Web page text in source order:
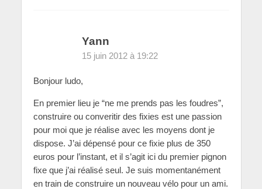
Yann
15 juin 2012 à 19:22
Bonjour ludo,
En premier lieu je “ne me prends pas les foudres”,
construire ou converitir des fixies est une passion
pour moi que je réalise avec les moyens dont je
dispose. J’ai dépensé pour ce fixie plus de 350
euros pour l’instant, et il s’agit ici du premier pignon
fixe que j’ai réalisé seul. Je suis momentanément
en train de construire un nouveau vélo pour un ami.